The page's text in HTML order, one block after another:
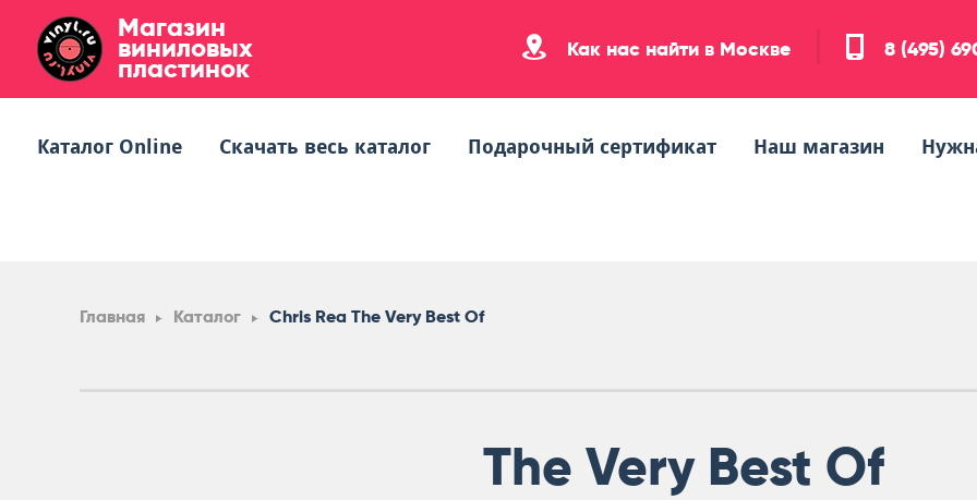
Магазин
виниловых
пластинок
Как нас найти в Москве 8 (495)
Каталог Online Скачать весь каталог Подарочный сертификат Наш магазин
Главная Каталог Chris Rea The Very Best Of
The Very Best Of